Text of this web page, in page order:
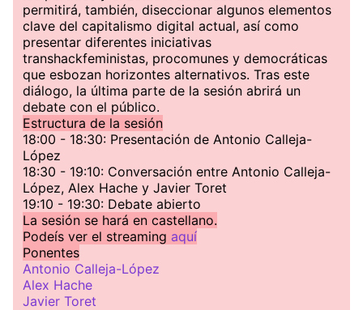
permitirá, también, diseccionar algunos elementos
clave del capitalismo digital actual, así como
presentar diferentes iniciativas
transhackfeministas, procomunes y democráticas
que esbozan horizontes alternativos. Tras este
diálogo, la última parte de la sesión abrirá un
debate con el público.
Estructura de la sesión
18:00 - 18:30: Presentación de Antonio Calleja-
López
18:30 - 19:10: Conversación entre Antonio Calleja-
López, Alex Hache y Javier Toret
19:10 - 19:30: Debate abierto
La sesión se hará en castellano.
Podeís ver el streaming aquí
Ponentes
Antonio Calleja-López
Alex Hache
Javier Toret